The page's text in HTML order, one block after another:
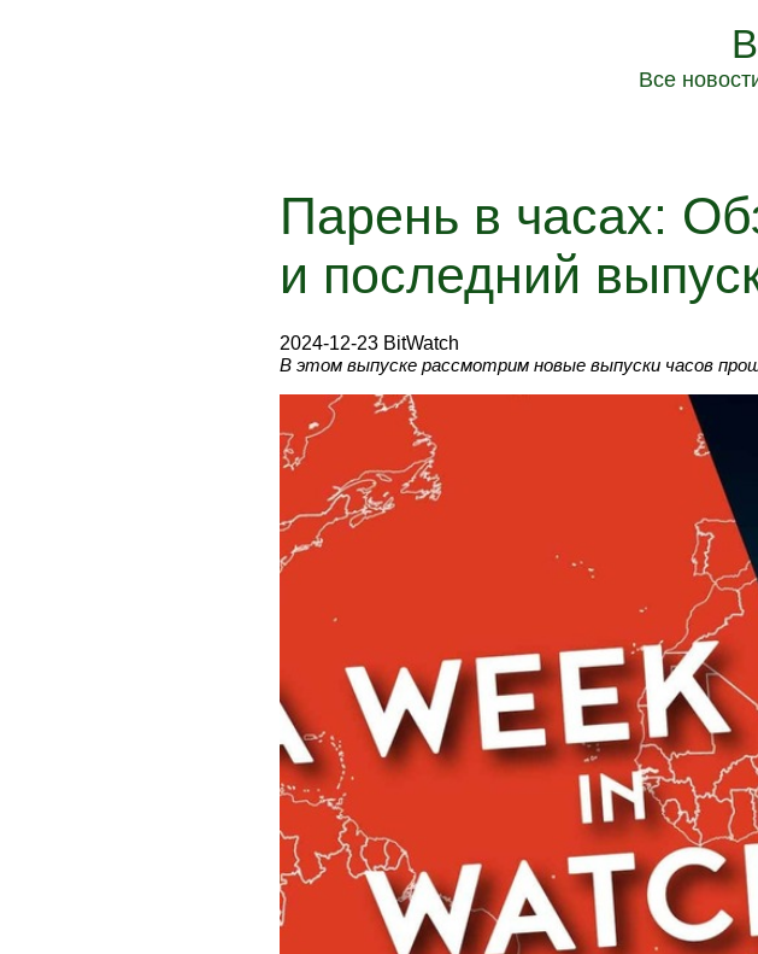
Все
Парень в часах:
и последний
2024-12-23 BitWatch
В этом выпуске рассмотрим новые выпуски часов